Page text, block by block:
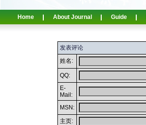
Home About Journal Guide
发表评论
姓名:
QQ:
E-
Mail:
MSN:
主页: